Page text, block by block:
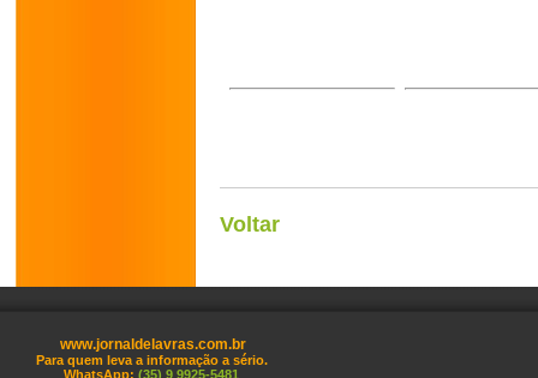
Voltar
www.jornaldelavras.com.br
Para quem leva a informação a sério.
WhatsApp: (35) 9 9925-5481